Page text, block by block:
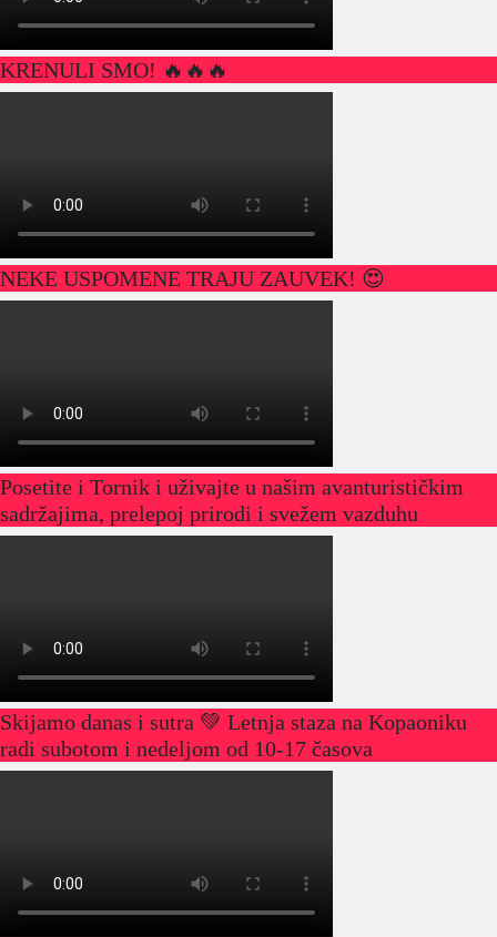
KRENULI SMO! 🔥🔥🔥
NEKE USPOMENE TRAJU ZAUVEK! 😍
Posetite i Tornik i uživajte u našim avanturističkim
sadržajima, prelepoj prirodi i svežem vazduhu
Skijamo danas i sutra 💚 Letnja staza na Kopaoniku
radi subotom i nedeljom od 10-17 časova